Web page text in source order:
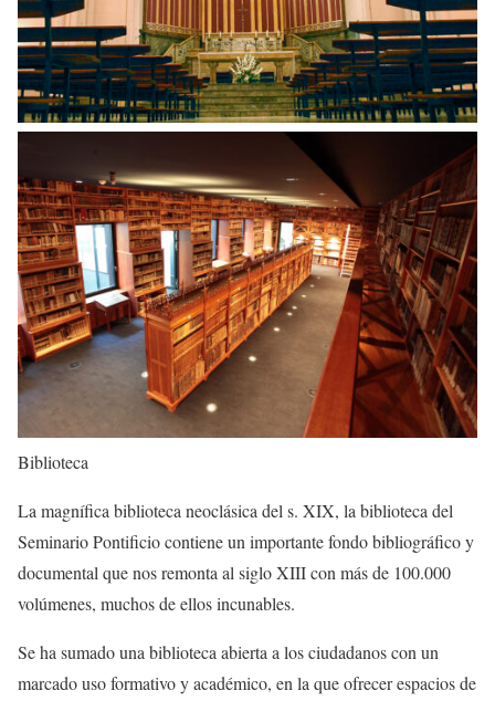
Biblioteca
La magnífica biblioteca neoclásica del s. XIX, la biblioteca del
Seminario Pontificio contiene un importante fondo bibliográfico y
documental que nos remonta al siglo XIII con más de 100.000
volúmenes, muchos de ellos incunables.
Se ha sumado una biblioteca abierta a los ciudadanos con un
marcado uso formativo y académico, en la que ofrecer espacios de